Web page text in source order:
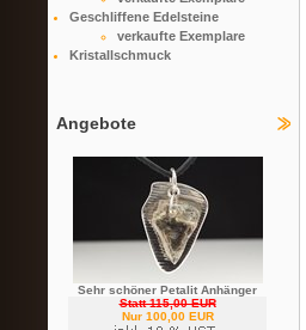
Geschliffene Edelsteine
verkaufte Exemplare
Kristallschmuck
Angebote
Sehr schöner Petalit Anhänger
Statt 115,00 EUR
Nur 100,00 EUR